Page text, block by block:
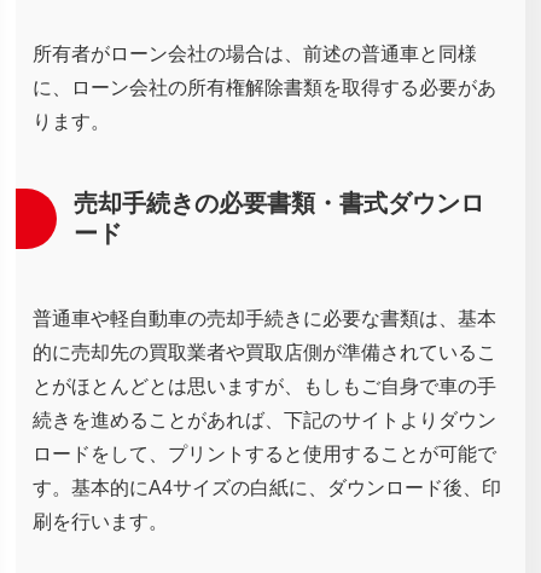
所有者がローン会社の場合は、前述の普通車と同様
に、ローン会社の所有権解除書類を取得する必要があ
ります。
売却手続きの必要書類・書式ダウンロ
ード
普通車や軽自動車の売却手続きに必要な書類は、基本
的に売却先の買取業者や買取店側が準備されているこ
とがほとんどとは思いますが、もしもご自身で車の手
続きを進めることがあれば、下記のサイトよりダウン
ロードをして、プリントすると使用することが可能で
す。基本的にA4サイズの白紙に、ダウンロード後、印
刷を行います。